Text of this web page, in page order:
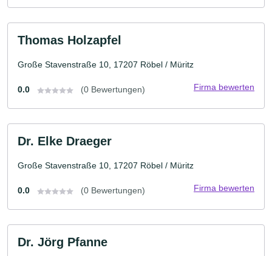
Thomas Holzapfel
Große Stavenstraße 10, 17207 Röbel / Müritz
0.0 (0 Bewertungen) Firma bewerten
Dr. Elke Draeger
Große Stavenstraße 10, 17207 Röbel / Müritz
0.0 (0 Bewertungen) Firma bewerten
Dr. Jörg Pfanne